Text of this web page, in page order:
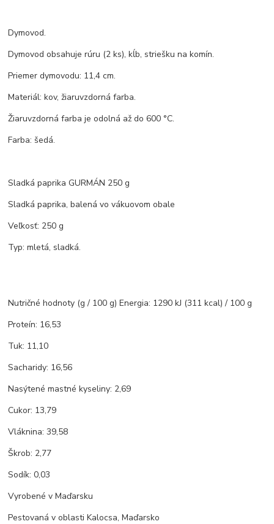
Dymovod.
Dymovod obsahuje rúru (2 ks), kĺb, striešku na komín.
Priemer dymovodu: 11,4 cm.
Materiál: kov, žiaruvzdorná farba.
Žiaruvzdorná farba je odolná až do 600 °C.
Farba: šedá.
Sladká paprika GURMÁN 250 g
Sladká paprika, balená vo vákuovom obale
Veľkosť: 250 g
Typ: mletá, sladká.
Nutričné hodnoty (g / 100 g) Energia: 1290 kJ (311 kcal) / 100 g
Proteín: 16,53
Tuk: 11,10
Sacharidy: 16,56
Nasýtené mastné kyseliny: 2,69
Cukor: 13,79
Vláknina: 39,58
Škrob: 2,77
Sodík: 0,03
Vyrobené v Maďarsku
Pestovaná v oblasti Kalocsa, Maďarsko